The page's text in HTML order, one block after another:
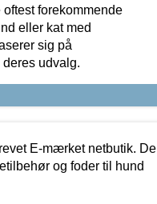
forekommende
eller kat med
sig på
udvalg.
E-mærket netbutik. De
og foder til hund